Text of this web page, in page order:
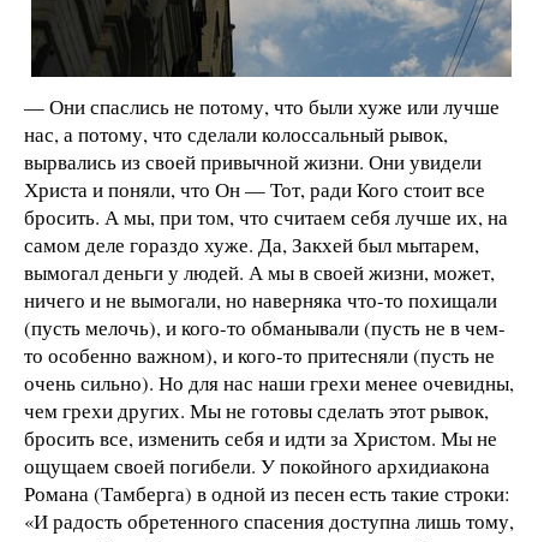
— Они спаслись не потому, что были хуже или лучше
нас, а потому, что сделали колоссальный рывок,
вырвались из своей привычной жизни. Они увидели
Христа и поняли, что Он — Тот, ради Кого стоит все
бросить. А мы, при том, что считаем себя лучше их, на
самом деле гораздо хуже. Да, Закхей был мытарем,
вымогал деньги у людей. А мы в своей жизни, может,
ничего и не вымогали, но наверняка что-то похищали
(пусть мелочь), и кого-то обманывали (пусть не в чем-
то особенно важном), и кого-то притесняли (пусть не
очень сильно). Но для нас наши грехи менее очевидны,
чем грехи других. Мы не готовы сделать этот рывок,
бросить все, изменить себя и идти за Христом. Мы не
ощущаем своей погибели. У покойного архидиакона
Романа (Тамберга) в одной из песен есть такие строки:
«И радость обретенного спасения доступна лишь тому,